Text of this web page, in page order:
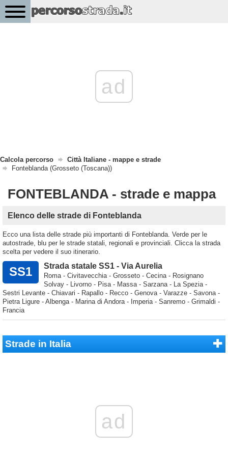
ad
Calcola percorso
Città Italiane - mappe e strade
Fonteblanda (Grosseto (Toscana))
FONTEBLANDA - strade e mappa
Elenco delle strade di Fonteblanda
Ecco una lista delle strade più importanti di Fonteblanda. Verde per le
autostrade, blu per le strade statali, regionali e provinciali. Clicca la strada
scelta per vedere il suo itinerario.
SS1 Strada statale SS1 - Via Aurelia
Roma - Civitavecchia - Grosseto - Cecina - Rosignano
Solvay - Livorno - Pisa - Massa - Sarzana - La Spezia -
Sestri Levante - Chiavari - Rapallo - Recco - Genova - Varazze - Savona -
Pietra Ligure - Albenga - Marina di Andora - Imperia - Sanremo - Grimaldi -
Francia
Strade in Italia
ad